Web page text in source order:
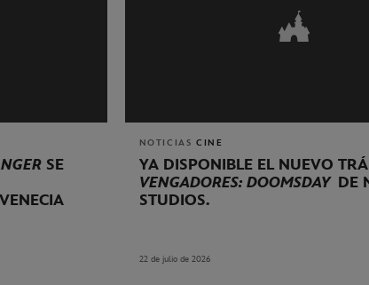
SE
NOTICIAS CINE
YA DISPONIBLE EL NUEVO
VENGADORES: DOOMSDAYDE
STUDIOS.
22 de julio de 2026